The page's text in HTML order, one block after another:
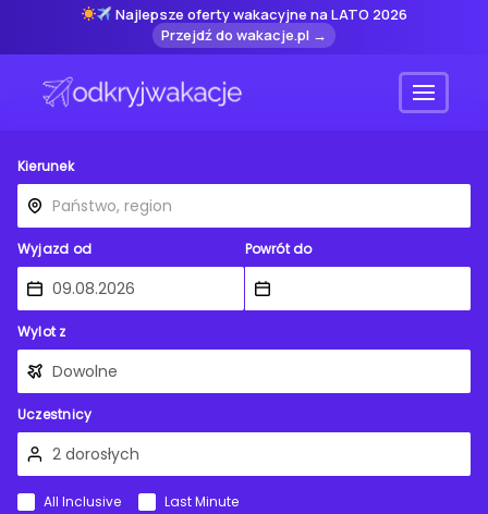
Najlepsze oferty wakacyjne na LATO 2026
Przejdź do wakacje.pl →
Menu
Kierunek
Wyjazd od Powrót do
Wylot z
Uczestnicy
All Inclusive Last Minute